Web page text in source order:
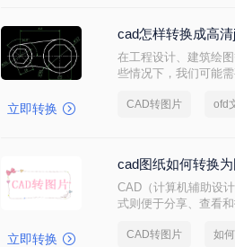
立即转换
cad怎样转换成高
在工程设计、建筑绘
些情况下，我们可能
种将CAD转换成高清
CAD转图片 ofd
立即转换
cad图纸如何转换
CAD（计算机辅助设
式则便于分享、查看
CAD转图片